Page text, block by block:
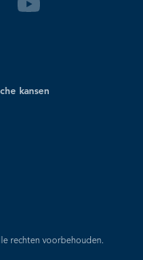
kansen
rechten voorbehouden.